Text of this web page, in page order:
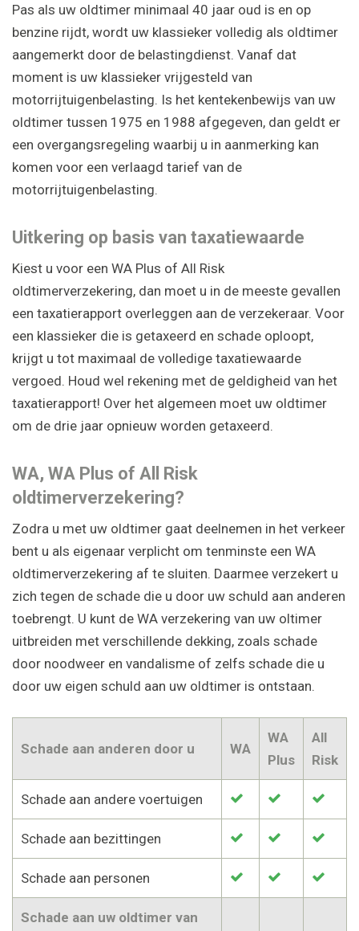
Pas als uw oldtimer minimaal 40 jaar oud is en op
benzine rijdt, wordt uw klassieker volledig als oldtimer
aangemerkt door de belastingdienst. Vanaf dat
moment is uw klassieker vrijgesteld van
motorrijtuigenbelasting. Is het kentekenbewijs van uw
oldtimer tussen 1975 en 1988 afgegeven, dan geldt er
een overgangsregeling waarbij u in aanmerking kan
komen voor een verlaagd tarief van de
motorrijtuigenbelasting.
Uitkering op basis van taxatiewaarde
Kiest u voor een WA Plus of All Risk
oldtimerverzekering, dan moet u in de meeste gevallen
een taxatierapport overleggen aan de verzekeraar. Voor
een klassieker die is getaxeerd en schade oploopt,
krijgt u tot maximaal de volledige taxatiewaarde
vergoed. Houd wel rekening met de geldigheid van het
taxatierapport! Over het algemeen moet uw oldtimer
om de drie jaar opnieuw worden getaxeerd.
WA, WA Plus of All Risk
oldtimerverzekering?
Zodra u met uw oldtimer gaat deelnemen in het verkeer
bent u als eigenaar verplicht om tenminste een WA
oldtimerverzekering af te sluiten. Daarmee verzekert u
zich tegen de schade die u door uw schuld aan anderen
toebrengt. U kunt de WA verzekering van uw oltimer
uitbreiden met verschillende dekking, zoals schade
door noodweer en vandalisme of zelfs schade die u
door uw eigen schuld aan uw oldtimer is ontstaan.
Schade aan anderen door u WA
WA
Plus
All
Risk
Schade aan andere voertuigen
Schade aan bezittingen
Schade aan personen
Schade aan uw oldtimer van